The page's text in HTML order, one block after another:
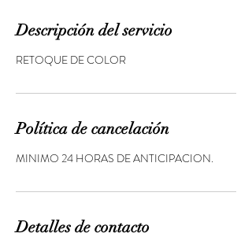
Descripción del servicio
RETOQUE DE COLOR
Política de cancelación
MINIMO 24 HORAS DE ANTICIPACION.
Detalles de contacto